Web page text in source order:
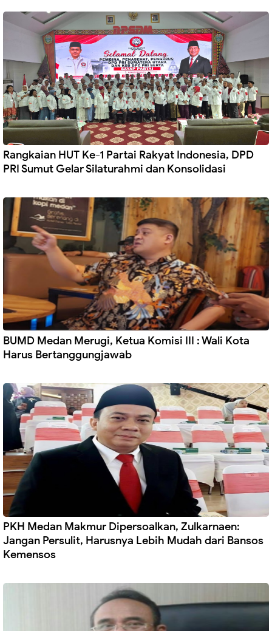
Rangkaian HUT Ke-1 Partai Rakyat Indonesia, DPD
PRI Sumut Gelar Silaturahmi dan Konsolidasi
BUMD Medan Merugi, Ketua Komisi III : Wali Kota
Harus Bertanggungjawab
PKH Medan Makmur Dipersoalkan, Zulkarnaen:
Jangan Persulit, Harusnya Lebih Mudah dari Bansos
Kemensos